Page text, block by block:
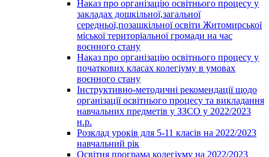
Наказ про організацію освітнього процесу у
закладах дошкільної,загальної
середньої,позашкільної освіти Житомирської
міської територіальної громади на час
воєнного стану
Наказ про організацію освітнього процесу у
початкових класах колегіуму в умовах
воєнного стану
Інструктивно-методичні рекомендації щодо
організації освітнього процесу та викладання
навчальних предметів у ЗЗСО у 2022/2023
н.р.
Розклад уроків для 5-11 класів на 2022/2023
навчальний рік
Освітня програма колегіуму на 2022/2023